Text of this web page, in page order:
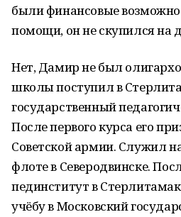
были финансовые
помощи, он не скупился на
Нет, Дамир не был
школы поступил в
государственный
После первого курса его
Советской армии. Служил
флоте в Северодвинске.
пединститут в
учёбу в Московский